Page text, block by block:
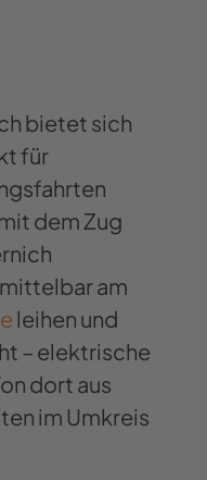
bietet sich
für
dem Zug
am
leihen und
– elektrische
dort aus
im Umkreis